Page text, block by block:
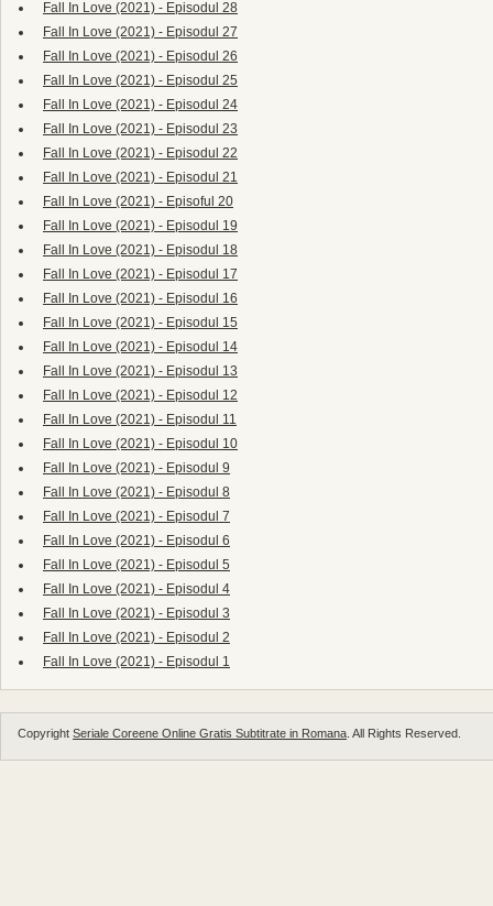
Fall In Love (2021) - Episodul 28
Fall In Love (2021) - Episodul 27
Fall In Love (2021) - Episodul 26
Fall In Love (2021) - Episodul 25
Fall In Love (2021) - Episodul 24
Fall In Love (2021) - Episodul 23
Fall In Love (2021) - Episodul 22
Fall In Love (2021) - Episodul 21
Fall In Love (2021) - Episoful 20
Fall In Love (2021) - Episodul 19
Fall In Love (2021) - Episodul 18
Fall In Love (2021) - Episodul 17
Fall In Love (2021) - Episodul 16
Fall In Love (2021) - Episodul 15
Fall In Love (2021) - Episodul 14
Fall In Love (2021) - Episodul 13
Fall In Love (2021) - Episodul 12
Fall In Love (2021) - Episodul 11
Fall In Love (2021) - Episodul 10
Fall In Love (2021) - Episodul 9
Fall In Love (2021) - Episodul 8
Fall In Love (2021) - Episodul 7
Fall In Love (2021) - Episodul 6
Fall In Love (2021) - Episodul 5
Fall In Love (2021) - Episodul 4
Fall In Love (2021) - Episodul 3
Fall In Love (2021) - Episodul 2
Fall In Love (2021) - Episodul 1
Copyright Seriale Coreene Online Gratis Subtitrate in Romana . All Rights Reserved.